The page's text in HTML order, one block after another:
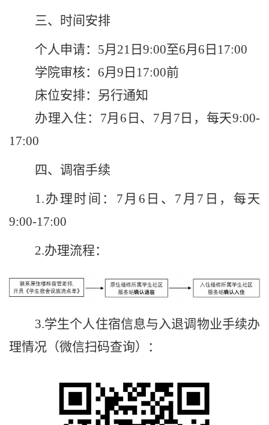
三、时间安排
个人申请： 5月 21 日 9:00至6月 6 日 17:00
学院审核： 6月 9 日 17:00前
床位安排： 另行通知
办理入住： 7月 6 日 、 7月 7 日 ， 每天9:00-
17:00
四、调宿手续
1.办理时间： 7 月 6 日 、 7 月 7 日 ， 每天
9:00-17:00
2.办理流程：
3.学生个人住宿信息与入退调物业手续办
理情况（微信扫码查询）：